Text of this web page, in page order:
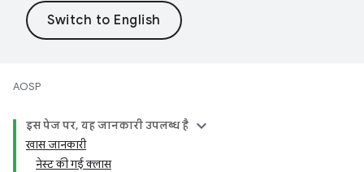
AOSP
इस पेज पर, यह जानकारी उपलब्ध है
खास जानकारी
नेस्ट की गई क्लास